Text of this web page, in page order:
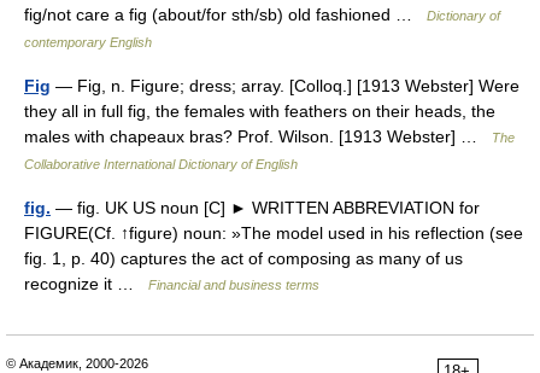
fig/not care a fig (about/for sth/sb) old fashioned …
Dictionary of
contemporary English
Fig — Fig, n. Figure; dress; array. [Colloq.] [1913 Webster] Were
they all in full fig, the females with feathers on their heads, the
males with chapeaux bras? Prof. Wilson. [1913 Webster] …
The
Collaborative International Dictionary of English
fig. — fig. UK US noun [C] ► WRITTEN ABBREVIATION for
FIGURE(Cf. ↑figure) noun: »The model used in his reflection (see
fig. 1, p. 40) captures the act of composing as many of us
recognize it …
Financial and business terms
© Академик, 2000-2026